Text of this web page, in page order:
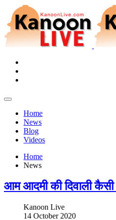
Home
News
Blog
Videos
Home
News
आम आदमी की दिवाली
Kanoon Live
14 October 2020